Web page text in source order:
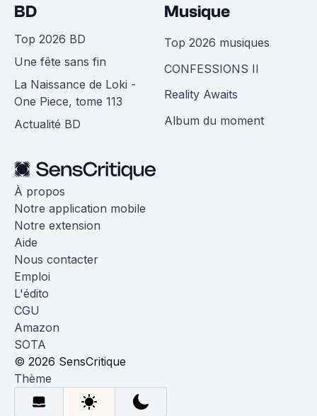
BD
Top 2026 BD
Une fête sans fin
La Naissance de Loki -
One Piece, tome 113
Actualité BD
Musique
Top 2026 musiques
CONFESSIONS II
Reality Awaits
Album du moment
À propos
Notre application mobile
Notre extension
Aide
Nous contacter
Emploi
L'édito
CGU
Amazon
SOTA
© 2026 SensCritique
Thème